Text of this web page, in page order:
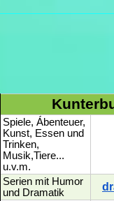
Spiele, Ábenteuer,
Kunst, Essen und
Trinken,
Musik,Tiere...
u.v.m.
Serien mit Humor
und Dramatik